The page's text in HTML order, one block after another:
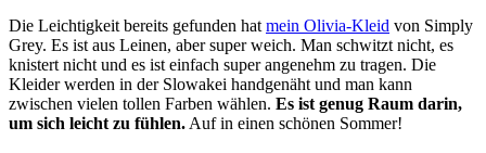
Die Leichtigkeit bereits gefunden hat mein Olivia-Kleid von Simply
Grey. Es ist aus Leinen, aber super weich. Man schwitzt nicht, es
knistert nicht und es ist einfach super angenehm zu tragen. Die
Kleider werden in der Slowakei handgenäht und man kann
zwischen vielen tollen Farben wählen. Es ist genug Raum darin,
um sich leicht zu fühlen. Auf in einen schönen Sommer!